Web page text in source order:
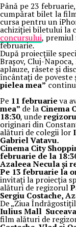
Până pe 23
cumpărat bilet la
cursa pentru un
achiziției biletului la
concursului,
februarie.
După proiecțiile
Brașov, Cluj-
aplauze, râsete și
încântați de poveste
pielea mea”
Pe 11 februarieva
mea” de la Cinema
18:30, unde
originari din
alături de colegii lor
Gabriel Vatavu.
Cinema City
februarie de la
Azaleea Necula și
Pe 13 februarie la
invitați la proiecția
alături de regizorul
Sergiu Costache,
De „Ziua
Iulius Mall
film alături de